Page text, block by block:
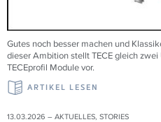
Gutes noch besser machen und
dieser Ambition stellt TECE gleich
TECEprofil Module vor.
ARTIKEL LESEN
13.03.2026 – AKTUELLES, STORIES